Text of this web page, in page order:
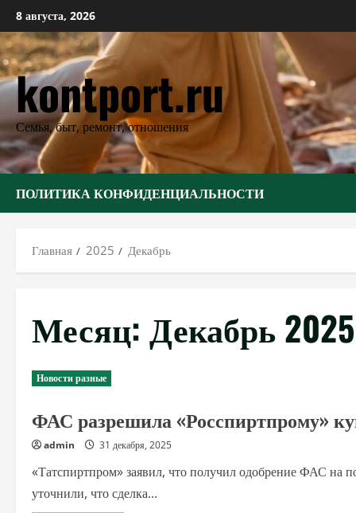
Перейти
к
содержимому
8 августа, 2026
kontport.ru
Семья, быт, ремонт, отношения
ПОЛИТИКА КОНФИДЕНЦИАЛЬНОСТИ
Главная 2025 Декабрь
Месяц: Декабрь 2025
Новости разные
ФАС разрешила «Росспиртпрому»
admin 31 декабря, 2025
«Татспиртпром» заявил, что получил одобрение ФАС на
уточнили, что сделка...